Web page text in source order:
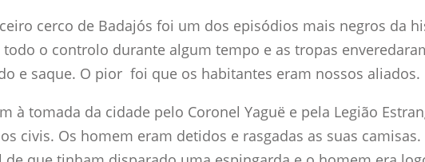
cerco de Badajós foi um dos episódios mais negros da
o controlo durante algum tempo e as tropas
e saque. O pior foi que os habitantes eram nossos aliados.
à tomada da cidade pelo Coronel Yaguë e pela Legião
civis. Os homem eram detidos e rasgadas as suas camisas.